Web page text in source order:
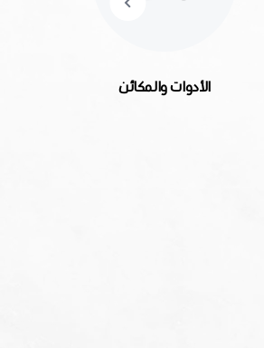
بطاقات الاهداء